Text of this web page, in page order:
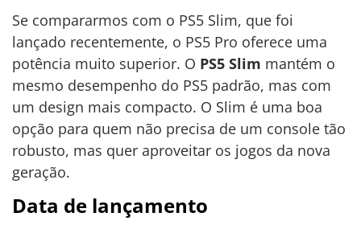
Se compararmos com o PS5 Slim, que foi
lançado recentemente, o PS5 Pro oferece uma
potência muito superior. O PS5 Slim mantém o
mesmo desempenho do PS5 padrão, mas com
um design mais compacto. O Slim é uma boa
opção para quem não precisa de um console tão
robusto, mas quer aproveitar os jogos da nova
geração.
Data de lançamento